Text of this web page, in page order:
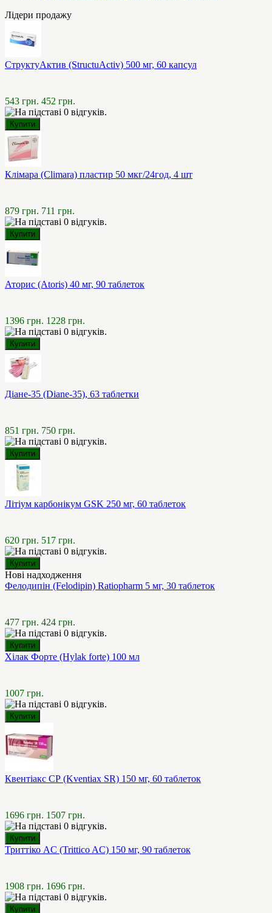
Лідери продажу
СтруктуАктив (StructuActiv) 500 мг, 60 капсул
543 грн. 452 грн.
Клімара (Climara) пластир 50 мкг/24год, 4 шт
879 грн. 711 грн.
Аторис (Atoris) 40 мг, 90 таблеток
1396 грн. 1228 грн.
Діане-35 (Diane-35), 63 таблетки
851 грн. 750 грн.
Літіум карбонікум GSK 250 мг, 60 таблеток
620 грн. 517 грн.
Нові надходження
Фелодипін (Felodipin) Ratiopharm 5 мг, 30 таблеток
477 грн. 424 грн.
Хілак Форте (Hylak forte) 100 мл
1007 грн.
Квентіакс СР (Kventiax SR) 150 мг, 60 таблеток
1696 грн. 1507 грн.
Триттіко AC (Trittico AC) 150 мг, 90 таблеток
1908 грн. 1696 грн.